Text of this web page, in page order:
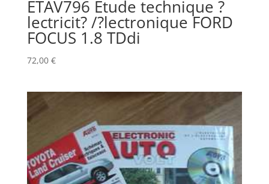
ETAV796 Etude technique ?
lectricit? /?lectronique FORD
FOCUS 1.8 TDdi
72,00 €